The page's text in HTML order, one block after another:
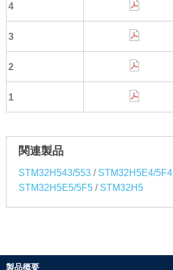
4
3
2
1
関連製品
STM32H543/553 / STM32H5E4/5F4
STM32H5E5/5F5 / STM32H5
製品概要